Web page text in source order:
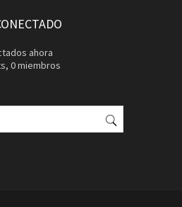
ahora
0 miembros